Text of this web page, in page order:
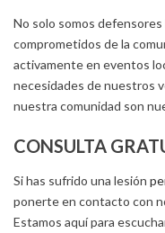
No solo somos
comprometidos de la
activamente en eventos
necesidades de nuestros
nuestra comunidad son
CONSULTA
Si has sufrido una lesión
ponerte en contacto con
Estamos aquí para